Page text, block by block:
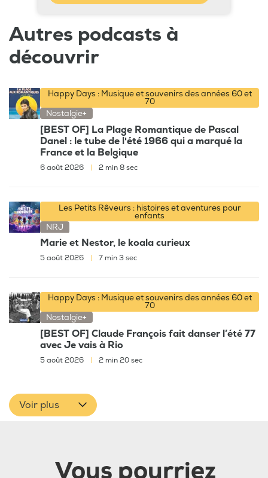
Autres podcasts à
découvrir
Happy Days : Musique et souvenirs des années 60 et
70
Nostalgie+
[BEST OF] La Plage Romantique de Pascal
Danel : le tube de l'été 1966 qui a marqué la
France et la Belgique
6 août 2026 2 min 8 sec
Les Petits Rêveurs : histoires et aventures pour
enfants
NRJ
Marie et Nestor, le koala curieux
5 août 2026 7 min 3 sec
Happy Days : Musique et souvenirs des années 60 et
70
Nostalgie+
[BEST OF] Claude François fait danser l’été 77
avec Je vais à Rio
5 août 2026 2 min 20 sec
Voir plus
Vous pourriez